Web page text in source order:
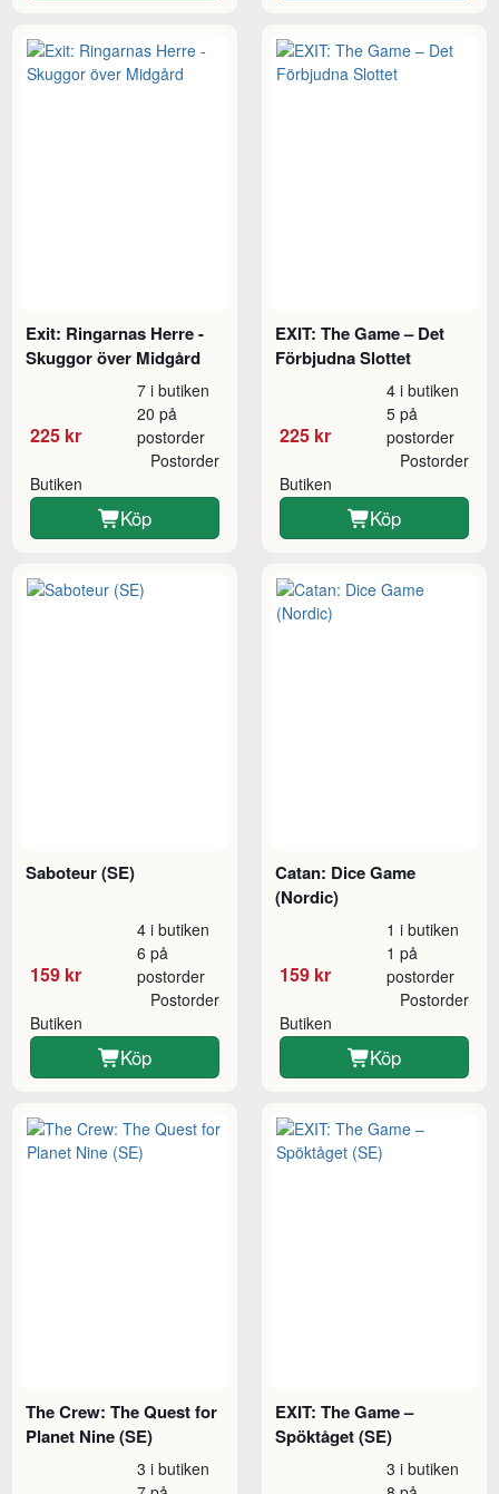
Exit: Ringarnas Herre -
Skuggor över Midgård
225 kr
7 i butiken
20 på
postorder
Butiken
Postorder
Köp
EXIT: The Game – Det
Förbjudna Slottet
225 kr
4 i butiken
5 på
postorder
Butiken
Postorder
Köp
Saboteur (SE)
159 kr
4 i butiken
6 på
postorder
Butiken
Postorder
Köp
Catan: Dice Game
(Nordic)
159 kr
1 i butiken
1 på
postorder
Butiken
Postorder
Köp
The Crew: The Quest for
Planet Nine (SE)
3 i butiken
EXIT: The Game –
Spöktåget (SE)
3 i butiken